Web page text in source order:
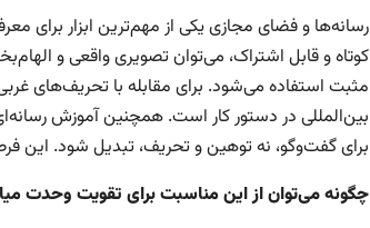
رسانه‌ها و فضای مجازی یکی از مهم‌ترین ابزار برای
کوتاه و قابل اشتراک، می‌توان تصویری واقعی و
مثبت استفاده می‌شود. برای مقابله با تحریف‌های
بین‌المللی در دستور کار است. همچنین آموزش
برای گفت‌وگو، نه توهین و تحریف، تبدیل شود. این
چگونه می‌توان از این مناسبت برای تقویت وحدت